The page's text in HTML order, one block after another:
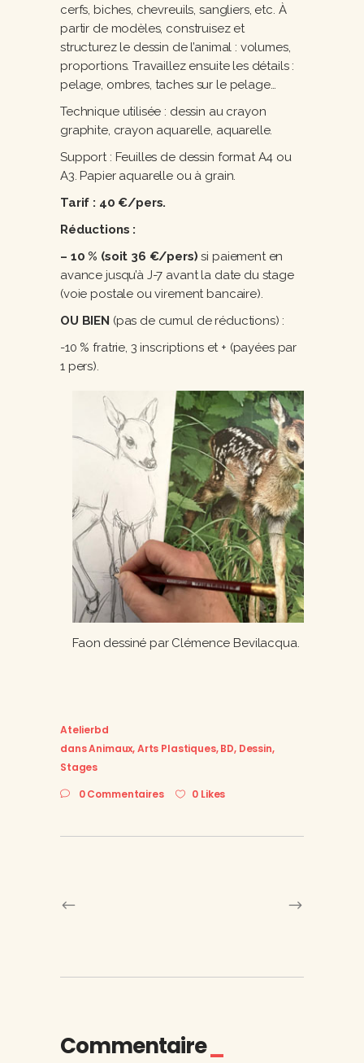
cerfs, biches, chevreuils, sangliers, etc. À
partir de modèles, construisez et
structurez le dessin de l’animal : volumes,
proportions. Travaillez ensuite les détails :
pelage, ombres, taches sur le pelage…
Technique utilisée : dessin au crayon
graphite, crayon aquarelle, aquarelle.
Support : Feuilles de dessin format A4 ou
A3. Papier aquarelle ou à grain.
Tarif : 40 €/pers.
Réductions :
– 10 % (soit 36 €/pers)si paiement en
avance jusqu’à J-7 avant la date du stage
(voie postale ou virement bancaire).
OU BIEN (pas de cumul de réductions) :
-10 % fratrie, 3 inscriptions et + (payées par
1 pers).
Faon dessiné par Clémence Bevilacqua.
Atelierbd
dansAnimaux,Arts Plastiques,BD, Dessin,
Stages
0 Commentaires
0 Likes
Commentaire